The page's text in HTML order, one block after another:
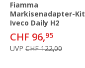
Fiamma
Markisenadapter-Kit
Iveco Daily H2
CHF 96,95
UVP CHF 122,00